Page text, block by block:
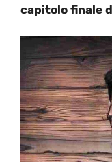
capitolo finale